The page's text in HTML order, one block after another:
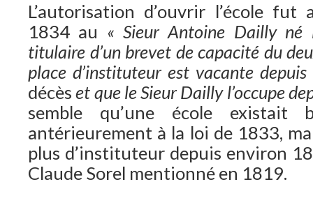
L’autorisation d’ouvrir l’école
1834 au « Sieur Antoine Dailly
titulaire d’un brevet de capacité du
place d’instituteur est vacante
décès et que le Sieur Dailly l’occupe
semble qu’une école existait
antérieurement à la loi de 1833,
plus d’instituteur depuis environ
Claude Sorel mentionné en 1819.